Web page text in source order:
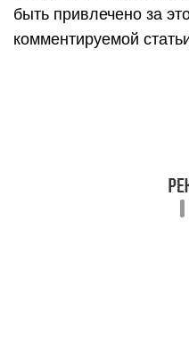
быть привлечено за
комментируемой